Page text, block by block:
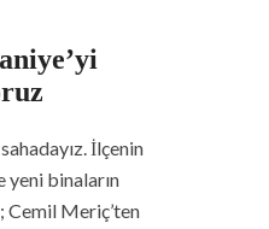
İlçenin
yeni binaların
Cemil Meriç’ten